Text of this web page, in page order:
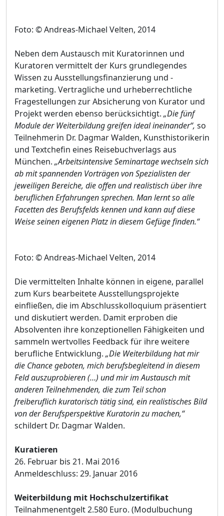
Foto: © Andreas-Michael Velten, 2014
Neben dem Austausch mit Kuratorinnen und
Kuratoren vermittelt der Kurs grundlegendes
Wissen zu Ausstellungsfinanzierung und -
marketing. Vertragliche und urheberrechtliche
Fragestellungen zur Absicherung von Kurator und
Projekt werden ebenso berücksichtigt.„Die fünf
Module der Weiterbildung greifen ideal ineinander“, so
Teilnehmerin Dr. Dagmar Walden, Kunsthistorikerin
und Textchefin eines Reisebuchverlags aus
München.„Arbeitsintensive Seminartage wechseln sich
ab mit spannenden Vorträgen von Spezialisten der
jeweiligen Bereiche, die offen und realistisch über ihre
beruflichen Erfahrungen sprechen. Man lernt so alle
Facetten des Berufsfelds kennen und kann auf diese
Weise seinen eigenen Platz in diesem Gefüge finden.“
Foto: © Andreas-Michael Velten, 2014
Die vermittelten Inhalte können in eigene, parallel
zum Kurs bearbeitete Ausstellungsprojekte
einfließen, die im Abschlusskolloquium präsentiert
und diskutiert werden. Damit erproben die
Absolventen ihre konzeptionellen Fähigkeiten und
sammeln wertvolles Feedback für ihre weitere
berufliche Entwicklung.„Die Weiterbildung hat mir
die Chance geboten, mich berufsbegleitend in diesem
Feld auszuprobieren (…) und mir im Austausch mit
anderen Teilnehmenden, die zum Teil schon
freiberuflich kuratorisch tätig sind, ein realistisches Bild
von der Berufsperspektive Kuratorin zu machen,“
schildert Dr. Dagmar Walden.
Kuratieren
26. Februar bis 21. Mai 2016
Anmeldeschluss: 29. Januar 2016
Weiterbildung mit Hochschulzertifikat
Teilnahmenentgelt 2.580 Euro. (Modulbuchung